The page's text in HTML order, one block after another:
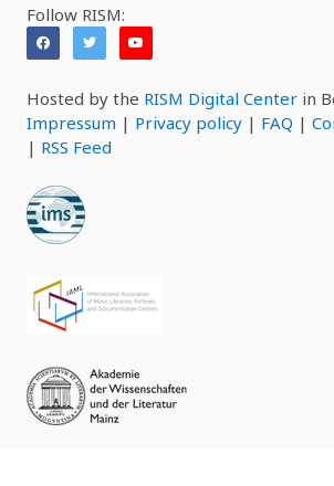
Follow RISM:
Hosted by the RISM Digital Center in
Impressum | Privacy policy | FAQ |
| RSS Feed